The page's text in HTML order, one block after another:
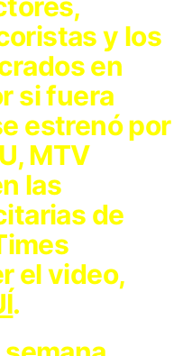
y los
en
si fuera
estrenó por
MTV
las
de
el video,
.